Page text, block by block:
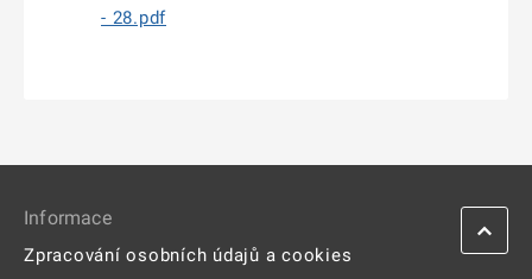
- 28.pdf
Informace
Zpracování osobních údajů a cookies